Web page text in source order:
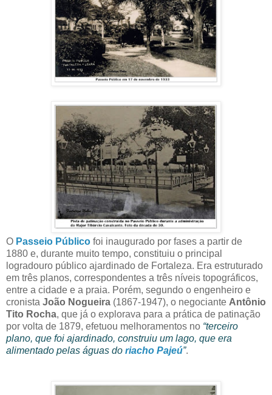
O Passeio Público foi inaugurado por fases a partir de
1880 e, durante muito tempo, constituiu o principal
logradouro público ajardinado de Fortaleza. Era estruturado
em três planos, correspondentes a três níveis topográficos,
entre a cidade e a praia. Porém, segundo o engenheiro e
cronista João Nogueira (1867-1947), o negociante Antônio
Tito Rocha, que já o explorava para a prática de patinação
por volta de 1879, efetuou melhoramentos no “terceiro
plano, que foi ajardinado, construiu um lago, que era
alimentado pelas águas do riacho Pajeú”.